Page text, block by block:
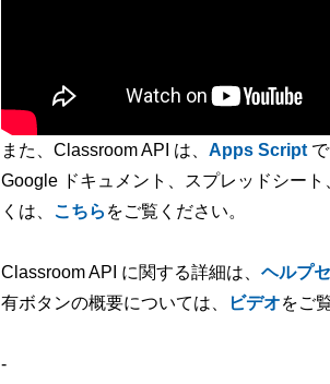
また、Classroom API は、 Apps Script
Google ドキュメント、スプレッドシー
くは、 こちら をご覧ください。
Classroom API に関する詳細は、 ヘルプ
有ボタンの概要については、
ビデオをご
-